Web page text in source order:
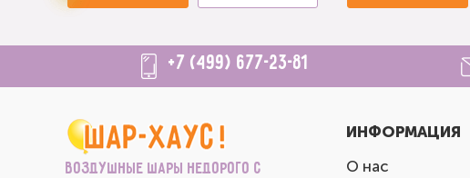
+7 (499) 677-23-81
Воздушные шары недорого с
ИНФОРМАЦИЯ
О нас